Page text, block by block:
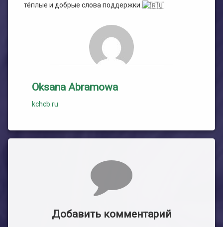
тёплые и добрые слова поддержки.
Oksana Abramowa
kchcb.ru
Добавить комментарий